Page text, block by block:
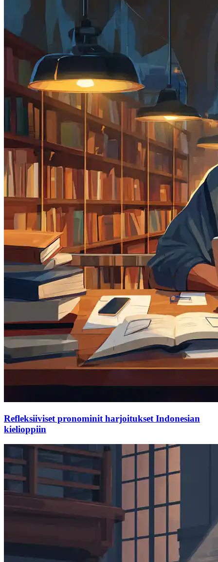
Refleksiiviset pronominit harjoitukset Indonesian
kielioppiin